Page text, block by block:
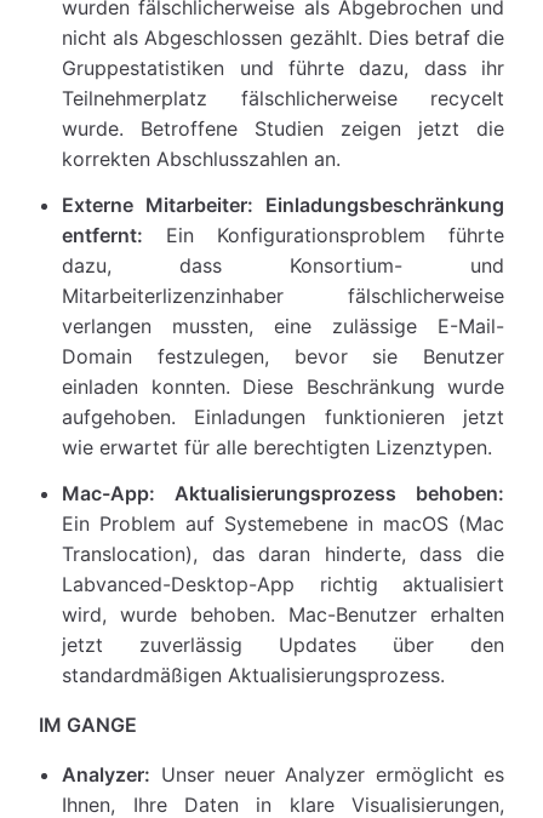
wurden fälschlicherweise als Abgebrochen und
nicht als Abgeschlossen gezählt. Dies betraf die
Gruppestatistiken und führte dazu, dass ihr
Teilnehmerplatz fälschlicherweise recycelt
wurde. Betroffene Studien zeigen jetzt die
korrekten Abschlusszahlen an.
Externe Mitarbeiter: Einladungsbeschränkung
entfernt: Ein Konfigurationsproblem führte
dazu, dass Konsortium- und
Mitarbeiterlizenzinhaber fälschlicherweise
verlangen mussten, eine zulässige E-Mail-
Domain festzulegen, bevor sie Benutzer
einladen konnten. Diese Beschränkung wurde
aufgehoben. Einladungen funktionieren jetzt
wie erwartet für alle berechtigten Lizenztypen.
Mac-App: Aktualisierungsprozess behoben:
Ein Problem auf Systemebene in macOS (Mac
Translocation), das daran hinderte, dass die
Labvanced-Desktop-App richtig aktualisiert
wird, wurde behoben. Mac-Benutzer erhalten
jetzt zuverlässig Updates über den
standardmäßigen Aktualisierungsprozess.
IM GANGE
Analyzer: Unser neuer Analyzer ermöglicht es
Ihnen, Ihre Daten in klare Visualisierungen,